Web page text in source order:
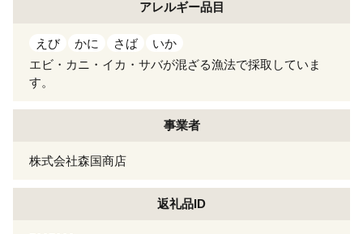
アレルギー品目
えび かに さば
いか
エビ・カニ・イカ・サバが混ざる漁法で採取していま
す。
事業者
株式会社森国商店
返礼品ID